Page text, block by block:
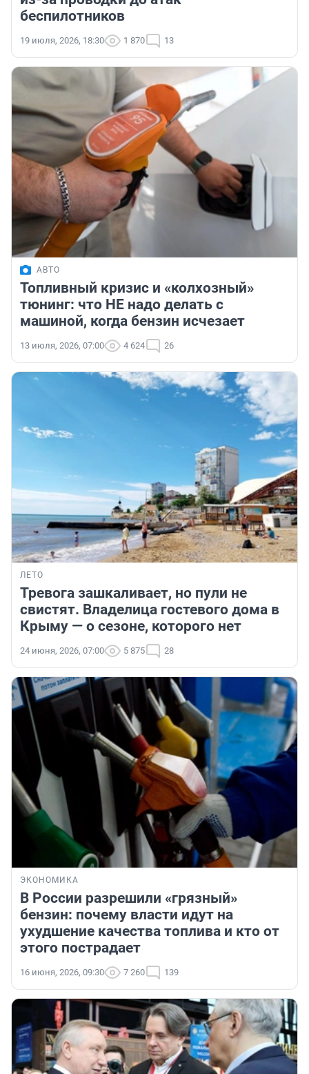
беспилотников
19 июля, 2026, 18:30 1 870 13
АВТО
Топливный кризис и «колхозный»
тюнинг: что НЕ надо делать с
машиной, когда бензин исчезает
13 июля, 2026, 07:00 4 624 26
ЛЕТО
Тревога зашкаливает, но пули не
свистят. Владелица гостевого дома в
Крыму — о сезоне, которого нет
24 июня, 2026, 07:00 5 875 28
ЭКОНОМИКА
В России разрешили «грязный»
бензин: почему власти идут на
ухудшение качества топлива и кто от
этого пострадает
16 июня, 2026, 09:30 7 260 139